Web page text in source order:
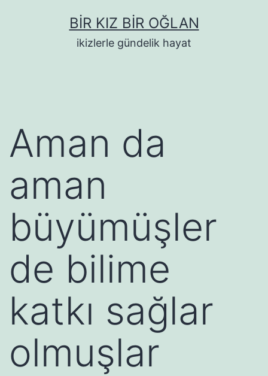
BIR KIZ BIR OĞLAN
ikizlerle gündelik hayat
Aman da
aman
büyümüşler
de bilime
katkı sağlar
olmuşlar